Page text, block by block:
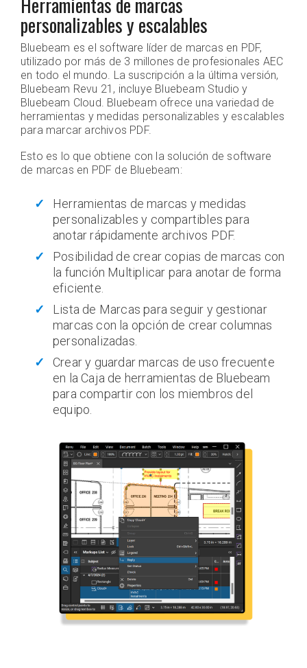
personalizables y escalables
Bluebeam es el software líder de marcas en PDF,
utilizado por más de 3 millones de profesionales AEC
en todo el mundo. La suscripción a la última versión,
Bluebeam Revu 21, incluye Bluebeam Studio y
Bluebeam Cloud. Bluebeam ofrece una variedad de
herramientas y medidas personalizables y escalables
para marcar archivos PDF.
Esto es lo que obtiene con la solución de software
de marcas en PDF de Bluebeam:
Herramientas de marcas y medidas
personalizables y compartibles para
anotar rápidamente archivos PDF.
Posibilidad de crear copias de marcas con
la función Multiplicar para anotar de forma
eficiente.
Lista de Marcas para seguir y gestionar
marcas con la opción de crear columnas
personalizadas.
Crear y guardar marcas de uso frecuente
en la Caja de herramientas de Bluebeam
para compartir con los miembros del
equipo.